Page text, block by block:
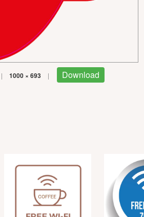
| 1000 × 693 | Download